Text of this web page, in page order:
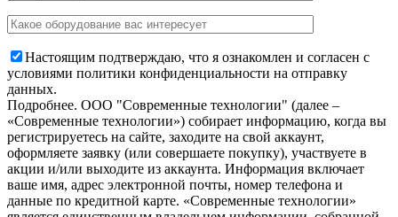
Настоящим подтверждаю, что я ознакомлен и согласен с
условиями политики конфиденциальности на отправку
данных.
Подробнее. OOO "Современные технологии" (далее –
«Современные технологии») собирает информацию, когда вы
регистрируетесь на сайте, заходите на свой аккаунт,
оформляете заявку (или совершаете покупку), участвуете в
акции и/или выходите из аккаунта. Информация включает
ваше имя, адрес электронной почты, номер телефона и
данные по кредитной карте. «Современные технологии»